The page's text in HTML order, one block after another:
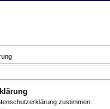
zustimmen.